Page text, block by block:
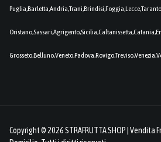
Copyright © 2026 STRAFRUTTA SHOP | Vendita